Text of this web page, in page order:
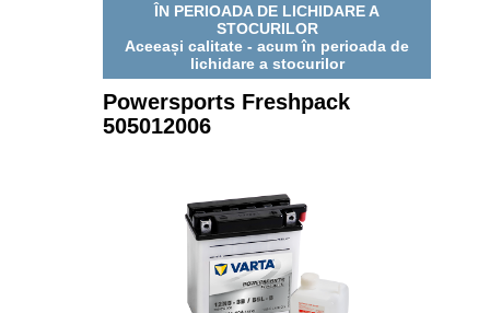
ÎN PERIOADA DE LICHIDARE A
STOCURILOR
Aceeași calitate - acum în perioada de
lichidare a stocurilor
Powersports Freshpack
505012006